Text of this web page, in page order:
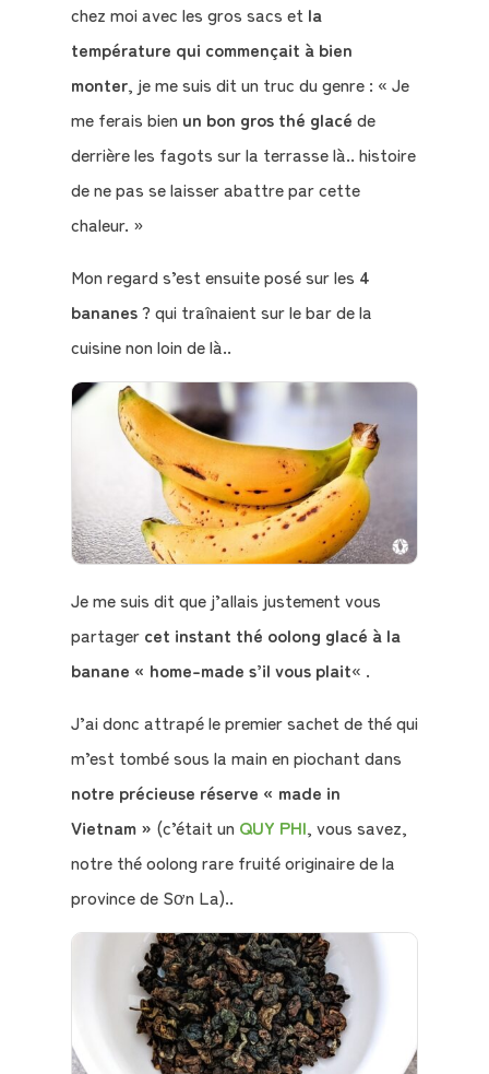
Témoignages
E-
books
La
Le
Blog
Contact
compte
Panier
chez moi avec les gros sacs et la
température qui commençait à bien
monter, je me suis dit un truc du genre : « Je
me ferais bien un bon gros thé glacé de
derrière les fagots sur la terrasse là.. histoire
de ne pas se laisser abattre par cette
chaleur. »
Mon regard s’est ensuite posé sur les 4
bananes? qui traînaient sur le bar de la
cuisine non loin de là..
Je me suis dit que j’allais justement vous
partager cet instant thé oolong glacé à la
banane « home-made s’il vous plait« .
J’ai donc attrapé le premier sachet de thé qui
m’est tombé sous la main en piochant dans
notre précieuse réserve « made in
Vietnam » (c’était un QUY PHI, vous savez,
notre thé oolong rare fruité originaire de la
province de Sơn La)..